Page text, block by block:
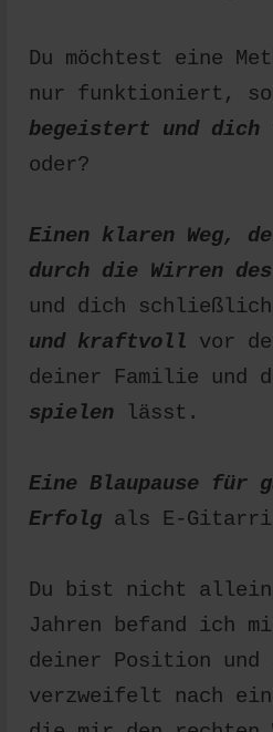
Du möchtest eine
nur funktioniert,
begeistert und dich
oder?
Einen klaren Weg,
durch die Wirren
und dich schließlich
und kraftvoll vor
deiner Familie und
spielen lässt.
Eine Blaupause für
Erfolg als E-
Du bist nicht
Jahren befand ich
deiner Position und
verzweifelt nach